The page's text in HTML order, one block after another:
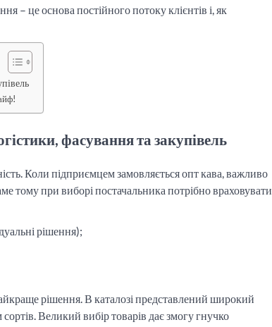
– це основа постійного потоку клієнтів і, як
фасування та закупівель
Коли підприємцем замовляється опт кава, важливо
тому при виборі постачальника потрібно враховувати
рішення);
рішення. В каталозі представлений широкий
Великий вибір товарів дає змогу гнучко